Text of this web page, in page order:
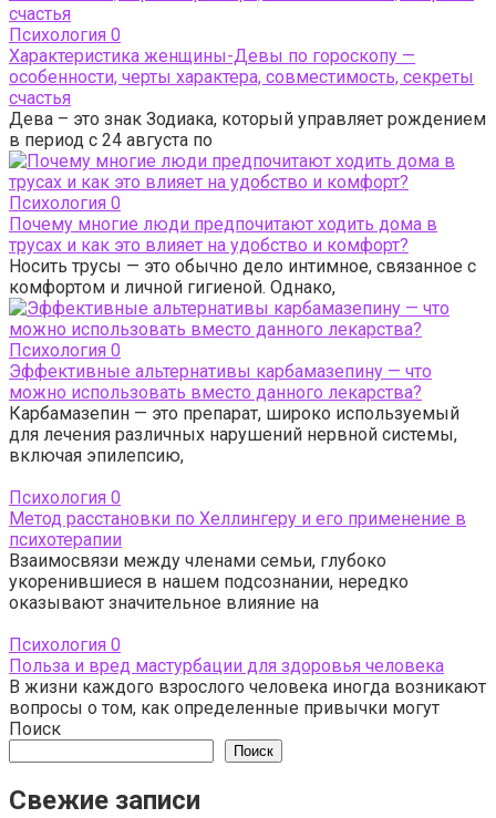
Психология 0
Характеристика женщины-Девы по гороскопу —
особенности, черты характера, совместимость, секреты
счастья
Дева – это знак Зодиака, который управляет рождением
в период с 24 августа по
Психология 0
Почему многие люди предпочитают ходить дома в
трусах и как это влияет на удобство и комфорт?
Носить трусы — это обычно дело интимное, связанное с
комфортом и личной гигиеной. Однако,
Психология 0
Эффективные альтернативы карбамазепину — что
можно использовать вместо данного лекарства?
Карбамазепин — это препарат, широко используемый
для лечения различных нарушений нервной системы,
включая эпилепсию,
Психология 0
Метод расстановки по Хеллингеру и его применение в
психотерапии
Взаимосвязи между членами семьи, глубоко
укоренившиеся в нашем подсознании, нередко
оказывают значительное влияние на
Психология 0
Польза и вред мастурбации для здоровья человека
В жизни каждого взрослого человека иногда возникают
вопросы о том, как определенные привычки могут
Поиск
Поиск
Свежие записи